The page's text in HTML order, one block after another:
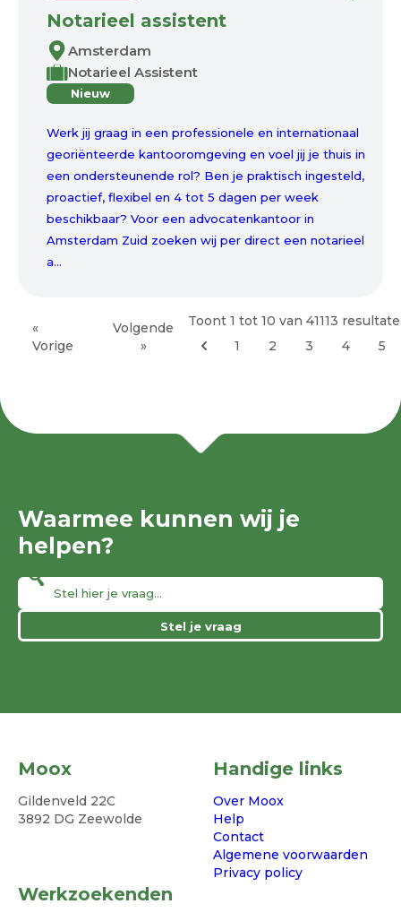
Notarieel assistent
Amsterdam
Notarieel Assistent
Nieuw
Werk jij graag in een professionele en internationaal
georiënteerde kantooromgeving en voel jij je thuis in
een ondersteunende rol? Ben je praktisch ingesteld,
proactief, flexibel en 4 tot 5 dagen per week
beschikbaar? Voor een advocatenkantoor in
Amsterdam Zuid zoeken wij per direct een notarieel
a...
«
Vorige
Volgende
»
Toont 1 tot 10 van 41113
1
2 3 4 5
Waarmee kunnen wij je
helpen?
Stel je vraag
Moox
Gildenveld 22C
3892 DG Zeewolde
Handige links
Over Moox
Help
Contact
Algemene voorwaarden
Privacy policy
Werkzoekenden